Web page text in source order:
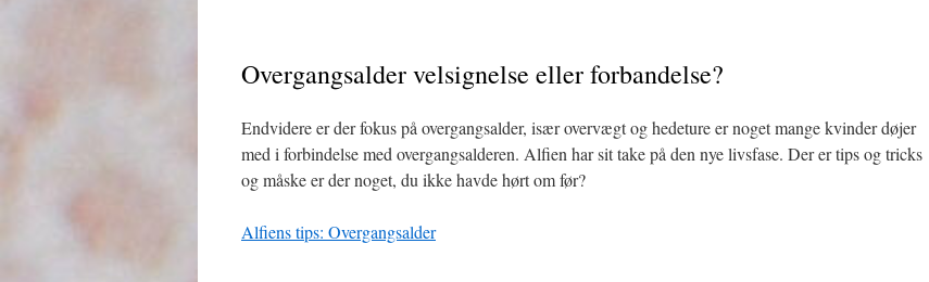
Overgangsalder velsignelse eller forbandelse?
Endvidere er der fokus på overgangsalder, især overvægt og hedeture er noget mange kvinder døjer
med i forbindelse med overgangsalderen. Alfien har sit take på den nye livsfase. Der er tips og tricks
ogmåske er der noget, du ikke havde hørt om før?
Alfiens tips: Overgangsalder